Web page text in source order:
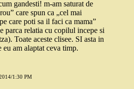
gandesti! m-am saturat de
care spun ca „cel mai
care poti sa il faci ca mama”
parca relatia cu copilul incepe si
Toate aceste clisee. SI asta in
am alaptat ceva timp.
1:30 PM